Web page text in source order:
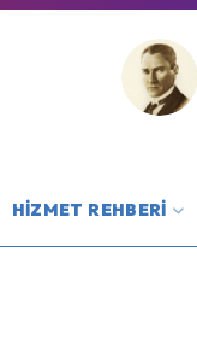
HİZMET REHBERİ